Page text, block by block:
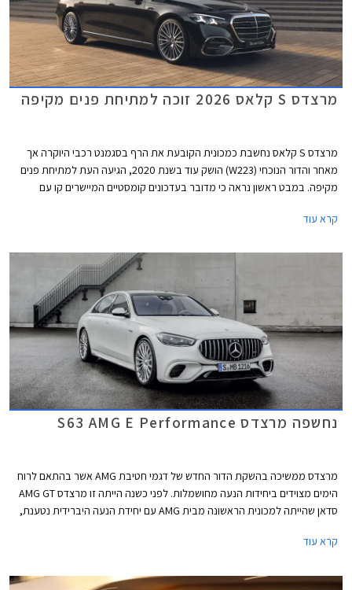
מרצדס S קלאס 2026 זוכה למתיחת פנים מקיפה
מרצדס S קלאס נחשבת כמכונית הקובעת את הרף בסגמנט רכבי היוקרה אך
מאחר והדור הנוכחי (W223) הושק עוד בשנת 2020, הגיעה העת למתיחת פנים
מקיפה. במבט ראשון נראה כי מדובר בעדכונים קומסטיים המיישרים קו עם
ושלל שינויים עמוקים ומהותיים.
קרא עוד
נחשפה מרצדס S63 AMG E Performance
מרצדס ממשיכה בהשקת הדור החדש של דגמי חטיבת AMG אשר בהתאם לרוח
הימים מצוידים ביחידות הנעה מחושמלות. לפני כשנה הייתה זו מרצדס AMG GT
סדאן שהייתה למכונית הראשונה מבית AMG עם יחידת הנעה היברידית נטענת,
של ספינת הדגל מרצדס S63 AMG E Performance.
קרא עוד